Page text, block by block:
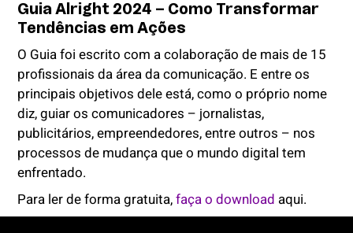
Guia Alright 2024 – Como Transformar
Tendências em Ações
O Guia foi escrito com a colaboração de mais de 15
profissionais da área da comunicação. E entre os
principais objetivos dele está, como o próprio nome
diz, guiar os comunicadores – jornalistas,
publicitários, empreendedores, entre outros – nos
processos de mudança que o mundo digital tem
enfrentado.
Para ler de forma gratuita,faça o download aqui.